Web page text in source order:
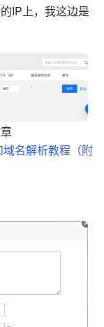
IP上，我这边是
域名解析教程（附